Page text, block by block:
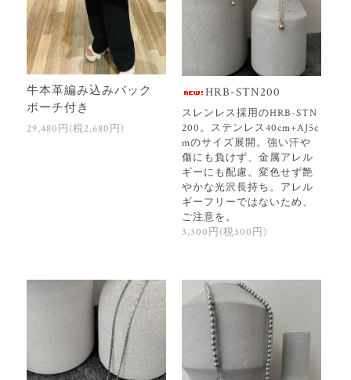
牛本革編み込みバック
ポーチ付き
29,480円(税2,680円)
HRB-STN200
スレンレス採用のHRB-STN
200。ステンレス40cm+AJ5c
mのサイズ展開。強い汗や
傷にも負けず、金属アレル
ギーにも配慮。変色せず艶
やかな光沢長持ち。アレル
ギーフリーではないため、
ご注意を。
3,300円(税300円)